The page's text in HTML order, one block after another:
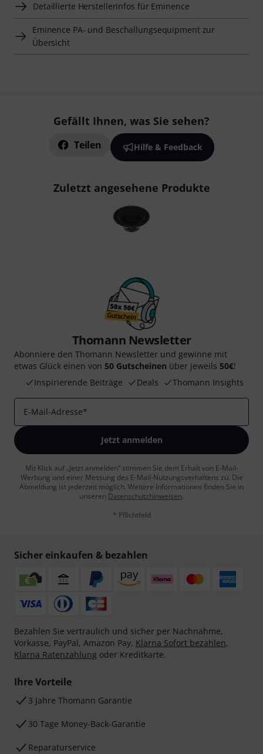
Detaillierte Herstellerinfos für Eminence
Eminence PA- und Beschallungsequipment zur
Übersicht
Gefällt Ihnen, was Sie sehen?
Teilen Hilfe & Feedback
Zuletzt angesehene Produkte
Thomann Newsletter
Abonniere den Thomann Newsletter und gewinne mit
etwas Glück einen von 50 Gutscheinen über jeweils 50€!
Inspirierende Beiträge
Deals Thomann Insights
E-Mail-Adresse*
Jetzt anmelden
Mit Klick auf „Jetzt anmelden“ stimmen Sie dem Erhalt von E-Mail-
Werbung und einer Messung des E-Mail-Nutzungsverhaltens zu. Die
Abmeldung ist jederzeit möglich. Weitere Informationen finden Sie in
unseren Datenschutzhinweisen.
* Pflichtfeld
Sicher einkaufen & bezahlen
Bezahlen Sie vertraulich und sicher per Nachnahme,
Vorkasse, PayPal, Amazon Pay, Klarna Sofort bezahlen,
Klarna Ratenzahlung oder Kreditkarte.
Ihre Vorteile
3 Jahre Thomann Garantie
30 Tage Money-Back-Garantie
Reparaturservice